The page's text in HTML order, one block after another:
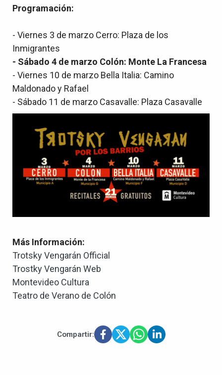
Programación:
- Viernes 3 de marzo Cerro: Plaza de los
Inmigrantes
- Sábado 4 de marzo Colón: Monte La Francesa
- Viernes 10 de marzo Bella Italia: Camino
Maldonado y Rafael
- Sábado 11 de marzo Casavalle: Plaza Casavalle
Más Información:
Trotsky Vengarán Official
Trostky Vengarán Web
Montevideo Cultura
Teatro de Verano de Colón
Compartir: